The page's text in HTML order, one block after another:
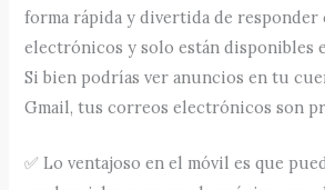
forma rápida y divertida de responder
electrónicos y solo están disponibles
Si bien podrías ver anuncios en tu
Gmail, tus correos electrónicos son
✅ Lo ventajoso en el móvil es que